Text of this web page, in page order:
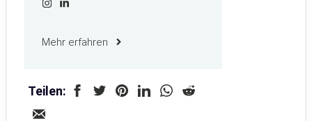
Mehr erfahren
Teilen: